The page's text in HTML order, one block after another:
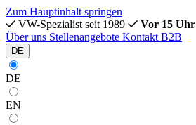
Zum Hauptinhalt springen
VW-Spezialist seit 1989
Vor 15 Uhr
Über uns Stellenangebote Kontakt B2B
DE
DE
EN